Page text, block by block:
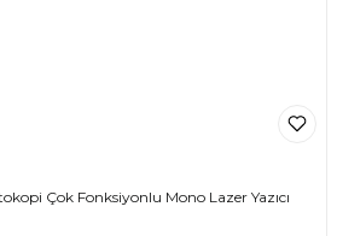
Çok Fonksiyonlu Mono Lazer Yazıcı